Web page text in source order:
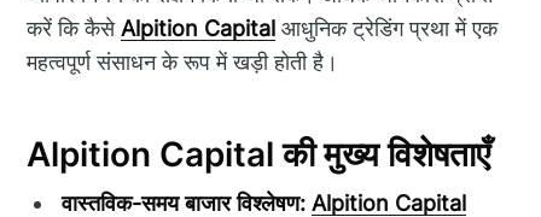
करें कि कैसेAlpition Capital आधुनिक ट्रेडिंग प्रथा में एक
महत्वपूर्ण संसाधन के रूप में खड़ी होती है।
Alpition Capital की मुख्य विशेषताएँ
वास्तविक-समय बाजार विश्लेषण: Alpition Capital